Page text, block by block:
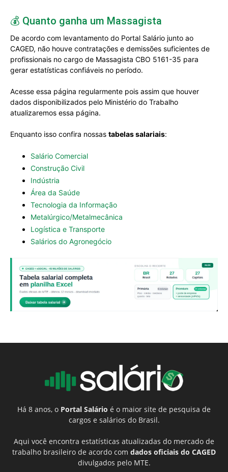
💰 Quanto ganha um Massagista
De acordo com levantamento do Portal Salário junto ao
CAGED, não houve contratações e demissões suficientes de
profissionais no cargo de Massagista CBO 5161-35 para
gerar estatísticas confiáveis no período.
Acesse essa página regularmente pois assim que houver
dados disponibilizados pelo Ministério do Trabalho
atualizaremos essa página.
Enquanto isso confira nossas tabelas salariais:
Salário Comercial
Construção Civil
Indústria
Área da Saúde
Tecnologia da Informação
Metalúrgico/Metalmecânica
Logística e Transporte
Salários do Agronegócio
Há 8 anos, o Portal Salário é o maior site de pesquisa de
cargos e salários do Brasil.
Aqui você encontra estatísticas atualizadas do mercado de
trabalho brasileiro de acordo com dados oficiais do CAGED
divulgados pelo MTE.